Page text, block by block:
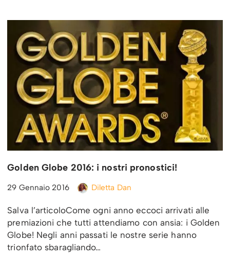
Golden Globe 2016: i nostri pronostici!
29 Gennaio 2016 Diletta Dan
Salva l’articoloCome ogni anno eccoci arrivati alle
premiazioni che tutti attendiamo con ansia: i Golden
Globe! Negli anni passati le nostre serie hanno
trionfato sbaragliando…